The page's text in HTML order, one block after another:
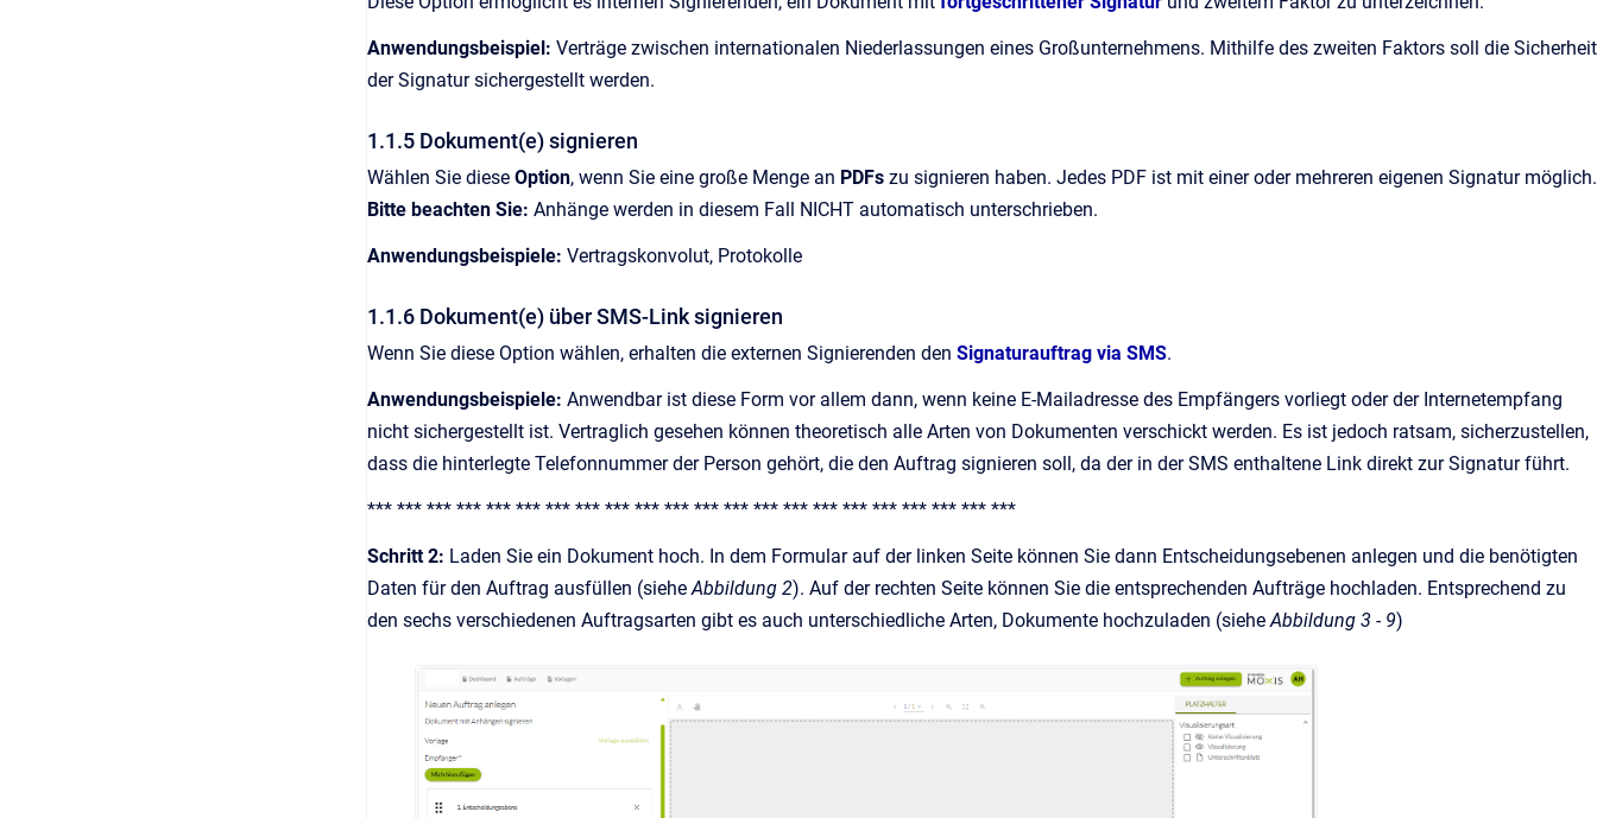
Anwendungsbeispiel: Verträge zwischen internationalen Niederlassungen eines Großunternehmens. Mithilfe des zweiten Faktors soll die Sicherheit
der Signatur sichergestellt werden.
1.1.5 Dokument(e) signieren
Wählen Sie diese Option, wenn Sie eine große Menge an PDFs zu signieren haben. Jedes PDF ist mit einer oder mehreren eigenen Signatur möglich.
Bitte beachten Sie: Anhänge werden in diesem Fall NICHT automatisch unterschrieben.
Anwendungsbeispiele: Vertragskonvolut, Protokolle
1.1.6 Dokument(e) über SMS-Link signieren
Wenn Sie diese Option wählen, erhalten die externen Signierenden den Signaturauftrag via SMS.
Anwendungsbeispiele: Anwendbar ist diese Form vor allem dann, wenn keine E-Mailadresse des Empfängers vorliegt oder der Internetempfang
nicht sichergestellt ist. Vertraglich gesehen können theoretisch alle Arten von Dokumenten verschickt werden. Es ist jedoch ratsam, sicherzustellen,
dass die hinterlegte Telefonnummer der Person gehört, die den Auftrag signieren soll, da der in der SMS enthaltene Link direkt zur Signatur führt.
*** *** *** *** *** *** *** *** *** *** *** *** *** *** *** *** *** *** *** *** *** ***
Schritt 2: Laden Sie ein Dokument hoch. In dem Formular auf der linken Seite können Sie dann Entscheidungsebenen anlegen und die benötigten
Daten für den Auftrag ausfüllen (sieheAbbildung 2). Auf der rechten Seite können Sie die entsprechenden Aufträge hochladen. Entsprechend zu
den sechs verschiedenen Auftragsarten gibt es auch unterschiedliche Arten, Dokumente hochzuladen (sieheAbbildung 3 - 9)